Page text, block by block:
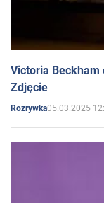
Victoria Beckham
Zdjęcie
Rozrywka05.03.2025